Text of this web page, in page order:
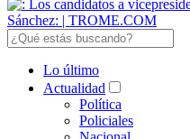
Lo último
Actualidad
Política
Policiales